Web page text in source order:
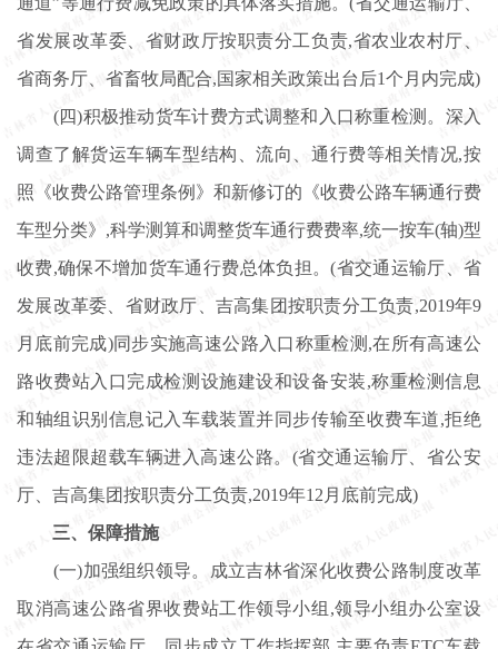
省发展改革委、省财政厅按职责分工负责,省农业农村厅、
省商务厅、省畜牧局配合,国家相关政策出台后1个月内完成)
(四)积极推动货车计费方式调整和入口称重检测。深入
调查了解货运车辆车型结构、流向、通行费等相关情况,按
照《收费公路管理条例》和新修订的《收费公路车辆通行费
车型分类》,科学测算和调整货车通行费费率,统一按车(轴)型
收费,确保不增加货车通行费总体负担。(省交通运输厅、省
发展改革委、省财政厅、吉高集团按职责分工负责,2019年9
月底前完成)同步实施高速公路入口称重检测,在所有高速公
路收费站入口完成检测设施建设和设备安装,称重检测信息
和轴组识别信息记入车载装置并同步传输至收费车道,拒绝
违法超限超载车辆进入高速公路。(省交通运输厅、省公安
厅、吉高集团按职责分工负责,2019年12月底前完成)
三、保障措施
(一)加强组织领导。成立吉林省深化收费公路制度改革
取消高速公路省界收费站工作领导小组,领导小组办公室设